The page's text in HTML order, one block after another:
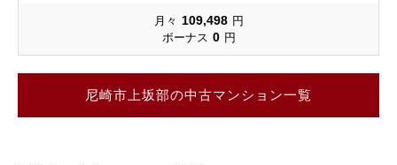
月々 109,498 円
ボーナス 0 円
尼崎市上坂部の中古マンション一覧